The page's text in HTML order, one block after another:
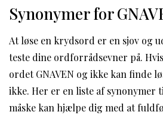
Synonymer for
At løse en krydsord er en sjov og
teste dine ordforrådsevner på.
ordet GNAVEN og ikke kan finde
ikke. Her er en liste af synonymer
måske kan hjælpe dig med at